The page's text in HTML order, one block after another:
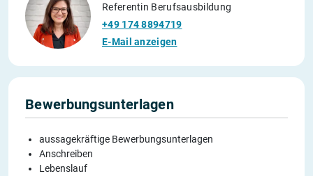
Referentin Berufsausbildung
+49 174 8894719
E-Mail anzeigen
Bewerbungsunterlagen
aussagekräftige Bewerbungsunterlagen
Anschreiben
Lebenslauf